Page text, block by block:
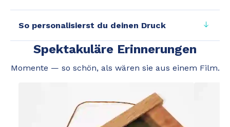
So personalisierst du deinen Druck
Spektakuläre Erinnerungen
Momente — so schön, als wären sie aus einem Film.